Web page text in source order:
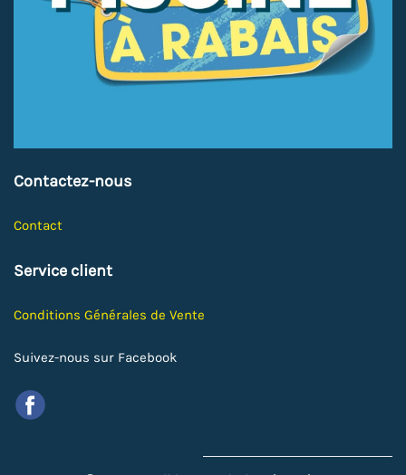
Contactez-nous
Contact
Service client
Conditions Générales de Vente
Suivez-nous sur Facebook